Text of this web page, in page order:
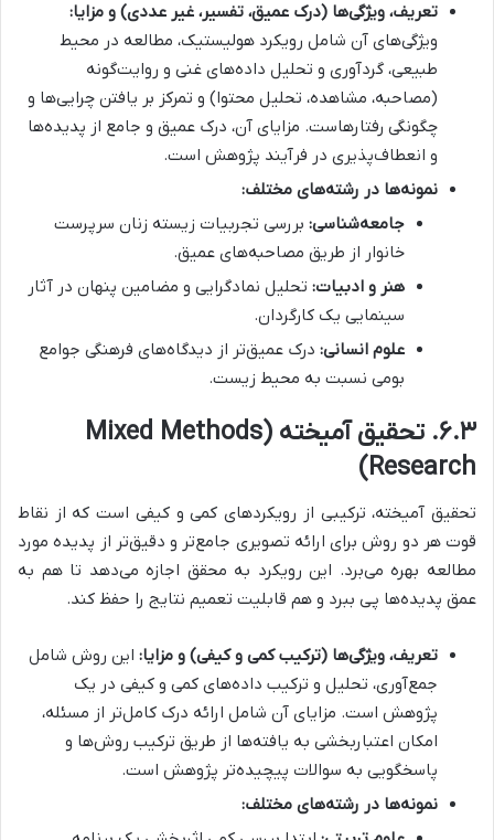
تعریف، ویژگی‌ها (درک عمیق، تفسیر، غیر عددی) و مزایا:
ویژگی‌های آن شامل رویکرد هولیستیک، مطالعه در محیط
طبیعی، گردآوری و تحلیل داده‌های غنی و روایت‌گونه
(مصاحبه، مشاهده، تحلیل محتوا) و تمرکز بر یافتن چرایی‌ها و
چگونگی رفتارهاست. مزایای آن، درک عمیق و جامع از پدیده‌ها
و انعطاف‌پذیری در فرآیند پژوهش است.
نمونه‌ها در رشته‌های مختلف:
جامعه‌شناسی: بررسی تجربیات زیسته زنان سرپرست
خانوار از طریق مصاحبه‌های عمیق.
هنر و ادبیات: تحلیل نمادگرایی و مضامین پنهان در آثار
سینمایی یک کارگردان.
علوم انسانی: درک عمیق‌تر از دیدگاه‌های فرهنگی جوامع
بومی نسبت به محیط زیست.
۶.۳. تحقیق آمیخته (Mixed Methods
Research)
تحقیق آمیخته، ترکیبی از رویکردهای کمی و کیفی است که از نقاط
قوت هر دو روش برای ارائه تصویری جامع‌تر و دقیق‌تر از پدیده مورد
مطالعه بهره می‌برد. این رویکرد به محقق اجازه می‌دهد تا هم به
عمق پدیده‌ها پی ببرد و هم قابلیت تعمیم نتایج را حفظ کند.
تعریف، ویژگی‌ها (ترکیب کمی و کیفی) و مزایا: این روش شامل
جمع‌آوری، تحلیل و ترکیب داده‌های کمی و کیفی در یک
پژوهش است. مزایای آن شامل ارائه درک کامل‌تر از مسئله،
امکان اعتباربخشی به یافته‌ها از طریق ترکیب روش‌ها و
پاسخگویی به سوالات پیچیده‌تر پژوهش است.
نمونه‌ها در رشته‌های مختلف: